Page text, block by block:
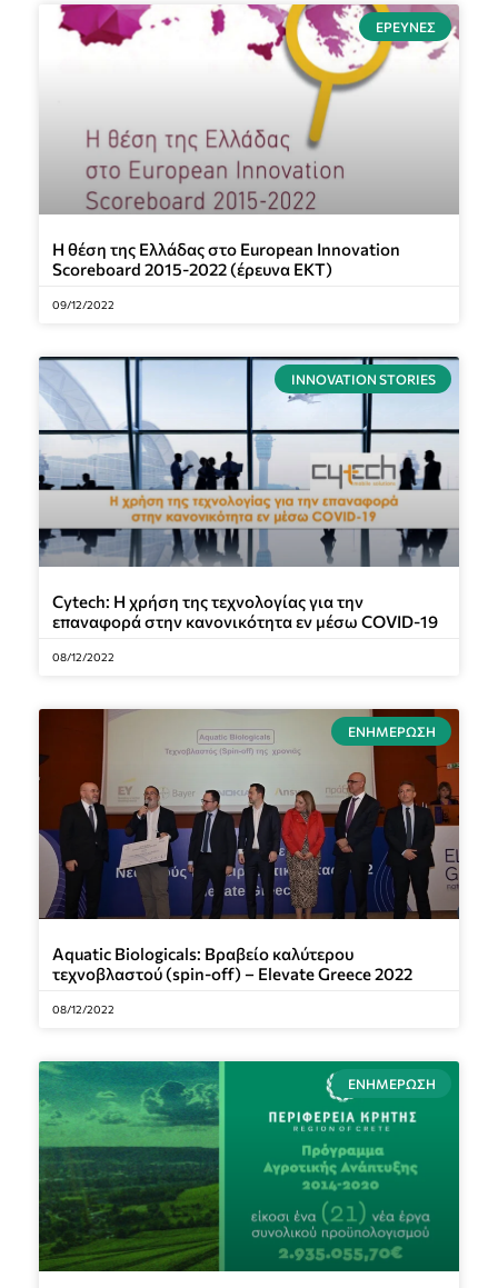
ΈΡΕΥΝΕΣ
Η θέση της Ελλάδας στο European Innovation
Scoreboard 2015-2022 (έρευνα ΕΚΤ)
09/12/2022
INNOVATION STORIES
Cytech: Η χρήση της τεχνολογίας για την
επαναφορά στην κανονικότητα εν μέσω COVID-19
08/12/2022
ΕΝΗΜΈΡΩΣΗ
Aquatic Biologicals: Βραβείο καλύτερου
τεχνοβλαστού (spin-off) – Elevate Greece 2022
08/12/2022
ΕΝΗΜΈΡΩΣΗ